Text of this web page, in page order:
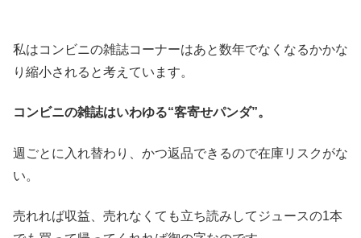
私はコンビニの雑誌コーナーはあと数年でなくなるかかな
り縮小されると考えています。
コンビニの雑誌はいわゆる“客寄せパンダ”。
週ごとに入れ替わり、かつ返品できるので在庫リスクがな
い。
売れれば収益、売れなくても立ち読みしてジュースの1本